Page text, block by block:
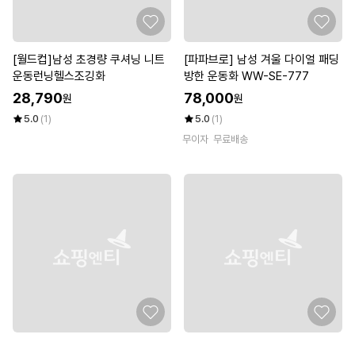
[월드컵]남성 초경량 쿠셔닝 니트
운동런닝헬스조깅화
28,790원
5.0 (1)
[파파브로] 남성 겨울 다이얼 패딩
방한 운동화 WW-SE-777
78,000원
5.0 (1)
무이자 무료배송